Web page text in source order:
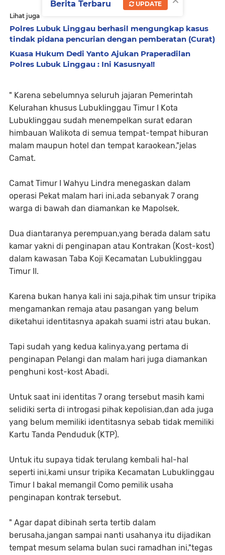
Lihat juga
Polres Lubuk Linggau berhasil mengungkap kasus
tindak pidana pencurian dengan pemberatan (Curat)
Kuasa Hukum Dedi Yanto Ajukan Praperadilan
Polres Lubuk Linggau : Ini Kasusnya!!
" Karena sebelumnya seluruh jajaran Pemerintah
Kelurahan khusus Lubuklinggau Timur I Kota
Lubuklinggau sudah menempelkan surat edaran
himbauan Walikota di semua tempat-tempat hiburan
malam maupun hotel dan tempat karaokean,"jelas
Camat.
Camat Timur I Wahyu Lindra menegaskan dalam
operasi Pekat malam hari ini,ada sebanyak 7 orang
warga di bawah dan diamankan ke Mapolsek.
Dua diantaranya perempuan,yang berada dalam satu
kamar yakni di penginapan atau Kontrakan (Kost-kost)
dalam kawasan Taba Koji Kecamatan Lubuklinggau
Timur II.
Karena bukan hanya kali ini saja,pihak tim unsur tripika
mengamankan remaja atau pasangan yang belum
diketahui identitasnya apakah suami istri atau bukan.
Tapi sudah yang kedua kalinya,yang pertama di
penginapan Pelangi dan malam hari juga diamankan
penghuni kost-kost Abadi.
Untuk saat ini identitas 7 orang tersebut masih kami
selidiki serta di introgasi pihak kepolisian,dan ada juga
yang belum memiliki identitasnya sebab tidak memiliki
Kartu Tanda Penduduk (KTP).
Untuk itu supaya tidak terulang kembali hal-hal
seperti ini,kami unsur tripika Kecamatan Lubuklinggau
Timur I bakal memangil Como pemilik usaha
penginapan kontrak tersebut.
" Agar dapat dibinah serta tertib dalam
berusaha,jangan sampai nanti usahanya itu dijadikan
tempat mesum selama bulan suci ramadhan ini,"tegas
Berita Terbaru UPDATE